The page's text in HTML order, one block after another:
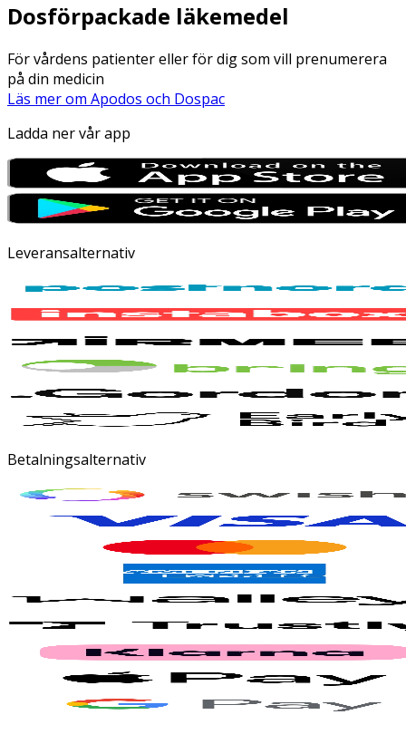
Dosförpackade läkemedel
För vårdens patienter eller för dig som vill prenumerera
på din medicin
Läs mer om Apodos och Dospac
Ladda ner vår app
Leveransalternativ
Betalningsalternativ